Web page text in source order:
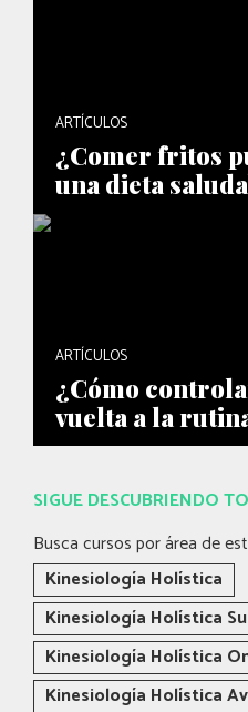
ARTÍCULOS
¿Comer fritos
una dieta
ARTÍCULOS
¿Cómo
vuelta a la
SIGUE DESCUBRIENDO
Busca cursos por área de
Kinesiología Holística
Kinesiología Holística
Kinesiología Holística
Kinesiología Holística